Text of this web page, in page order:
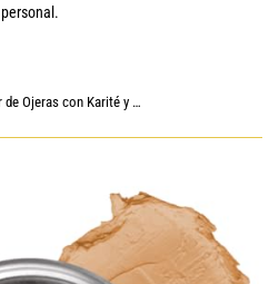
personal.
▶ XAMANIA Corrector de Ojeras con Karité y Cacao I Cubre y Aclara Ojeras e Imperfecciones, Contornea e Ilumina I Cobertura Media I Fórmula Hidratante, Piel Sensible, No-Tóxico, Vegano, Cruelty Free | Clean Makeup I Hecho en México ( Warm #2 5gr.)